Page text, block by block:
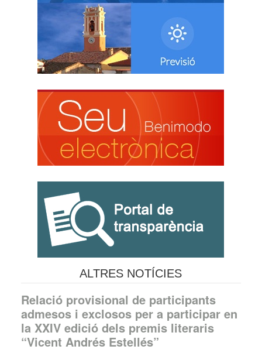
ALTRES NOTÍCIES
Relació provisional de participants
admesos i exclosos per a participar en
la XXIV edició dels premis literaris
“Vicent Andrés Estellés”